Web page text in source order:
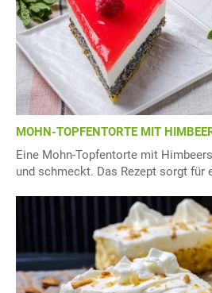
MOHN-TOPFENTORTE MIT
Eine Mohn-Topfentorte mit
und schmeckt. Das Rezept sorgt für